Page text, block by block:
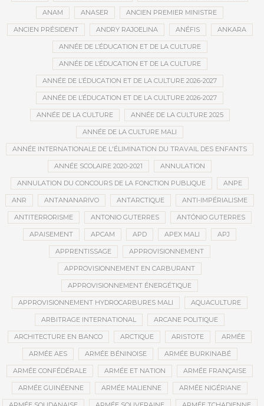
ANAM ANASER ANCIEN PREMIER MINISTRE
ANCIEN PRÉSIDENT ANDRY RAJOELINA ANÉFIS ANKARA
ANNÉE DE L’ÉDUCATION ET DE LA CULTURE
ANNÉE DE L’ÉDUCATION ET DE LA CULTURE
ANNÉE DE L’ÉDUCATION ET DE LA CULTURE 2026-2027
ANNÉE DE L’ÉDUCATION ET DE LA CULTURE 2026-2027
ANNÉE DE LA CULTURE ANNÉE DE LA CULTURE 2025
ANNÉE DE LA CULTURE MALI
ANNÉE INTERNATIONALE DE L'ÉLIMINATION DU TRAVAIL DES ENFANTS
ANNÉE SCOLAIRE 2020-2021 ANNULATION
ANNULATION DU CONCOURS DE LA FONCTION PUBLIQUE ANPE
ANR ANTANANARIVO ANTARCTIQUE ANTI-IMPÉRIALISME
ANTITERRORISME ANTONIO GUTERRES ANTÓNIO GUTERRES
APAISEMENT APCAM APD APEX MALI APJ
APPRENTISSAGE APPROVISIONNEMENT
APPROVISIONNEMENT EN CARBURANT
APPROVISIONNEMENT ÉNERGÉTIQUE
APPROVISIONNEMENT HYDROCARBURES MALI AQUACULTURE
ARBITRAGE INTERNATIONAL ARCANE POLITIQUE
ARCHITECTURE EN BANCO ARCTIQUE ARISTOTE ARMÉE
ARMÉE AES ARMÉE BÉNINOISE ARMÉE BURKINABÉ
ARMÉE CONFÉDÉRALE ARMÉE ET NATION ARMÉE FRANÇAISE
ARMÉE GUINÉENNE ARMÉE MALIENNE ARMÉE NIGÉRIANE